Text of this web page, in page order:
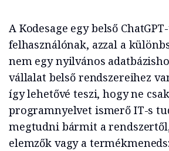
A Kodesage egy belső
felhasználónak, azzal a
nem egy nyilvános
vállalat belső rendszereihez
így lehetővé teszi, hogy ne
programnyelvet ismerő IT-s
megtudni bármit a
elemzők vagy a